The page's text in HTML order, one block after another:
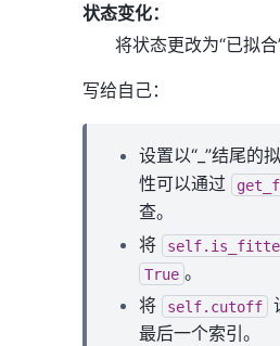
状态变化：
将状态更改为“已拟合”
写给自己：
设置以“_”结尾的
性可以通过
查。
将
True 。
将
self.cutoff
最后一个索引。